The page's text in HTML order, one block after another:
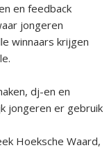
en feedback
jongeren
winnaars krijgen
dj-en en
jongeren er gebruik
Hoeksche Waard,